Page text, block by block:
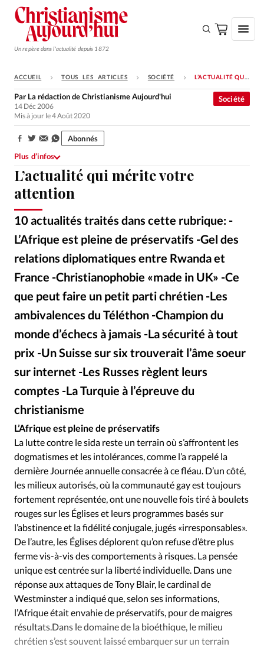
Un repère dans l'actualité depuis 1872
S'ABONNER
Monde
Opinions
Tous les articles
Faire un don
Emploi
Se connecter
Édition: Internationale
RUBRIQUES
Tous les articles
Actualité chrétienne
Actualité internationale
Chronique
Culture
Dossier
Eglises Foi Génération réveil
Monde
Opinions
Publireportage
Relations Aujourd'hui
Société
Tour du monde des Eglises
Trait d'Ixène
Vécu
Vie Intérieure
ACCUEIL TOUS LES ARTICLES SOCIÉTÉ L’ACTUALITÉ QUI MÉRITE VOTRE ATTENTION
L’actualité qui mérite votre
attention
10 actualités traités dans cette rubrique: -
L’Afrique est pleine de préservatifs -Gel des
relations diplomatiques entre Rwanda et
France -Christianophobie «made in UK» -Ce
que peut faire un petit parti chrétien -Les
ambivalences du Téléthon -Champion du
monde d’échecs à jamais -La sécurité à tout
prix -Un Suisse sur six trouverait l’âme soeur
sur internet -Les Russes règlent leurs
comptes -La Turquie à l’épreuve du
christianisme
Société
Par La rédaction de Christianisme Aujourd'hui
14 Déc 2006
Mis à jour le 4 Août 2020
Partager:
Abonnés
Plus d’infos
L’Afrique est pleine de préservatifs
La lutte contre le sida reste un terrain où s’affrontent les
dogmatismes et les intolérances, comme l’a rappelé la
dernière Journée annuelle consacrée à ce fléau. D’un côté,
les milieux autorisés, où la communauté gay est toujours
fortement représentée, ont une nouvelle fois tiré à boulets
rouges sur les Églises et leurs programmes basés sur
l’abstinence et la fidélité conjugale, jugés «irresponsables».
De l’autre, les Églises déplorent qu’on refuse d’être plus
ferme vis-à-vis des comportements à risques. La pensée
unique est centrée sur la liberté individuelle. Dans une
réponse aux attaques de Tony Blair, le cardinal de
Westminster a indiqué que, selon ses informations,
l’Afrique était envahie de préservatifs, pour de maigres
résultats.Dans le domaine de la bioéthique, le milieu
chrétien s’est souvent laissé embarquer sur un terrain